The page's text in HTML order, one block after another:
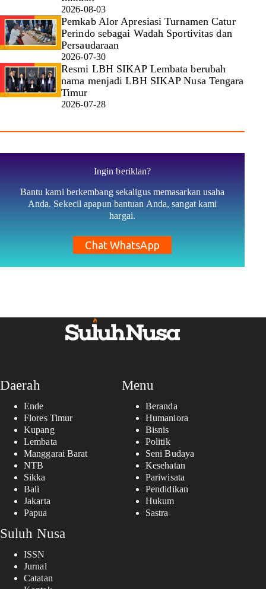
2026-08-03
Pemkab Alor Apresiasi Turnamen Catur
Perindo sebagai Wadah Sportivitas dan
Persaudaraan
2026-07-30
Resmi LBH SIKAP Lembata berubah
nama menjadi LBH SIKAP Nusa Tengara
Timur
2026-07-28
Ingin beriklan?
Bantu kami berkembang sekaligus memasarkan usaha
Anda. Sekecil apapun bantuan Anda, sangat kami
hargai.
Chat WhatsApp
Daerah
Ende
Flores Timur
Kupang
Lembata
Manggarai Barat
NTB
Sikka
Bali
Jakarta
Papua
Menu
Beranda
Humaniora
Bisnis
Politik
Seni Budaya
Kesehatan
Pariwisata
Pendidikan
Hukum
Sastra
Suluh Nusa
ISSN
Jurnal
Catatan